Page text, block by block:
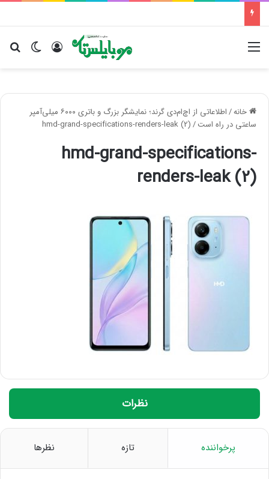
تغییر ورود
خانه/
اطلاعاتی از اچ‌ام‌دی گرند؛ نمایشگر بزرگ و باتری ۶۰۰۰ میلی‌آمپر
ساعتی در راه است/
hmd-grand-specifications-renders-leak (2)
hmd-grand-specifications-
renders-leak (2)
نظرات
پرخواننده تازه نظرها